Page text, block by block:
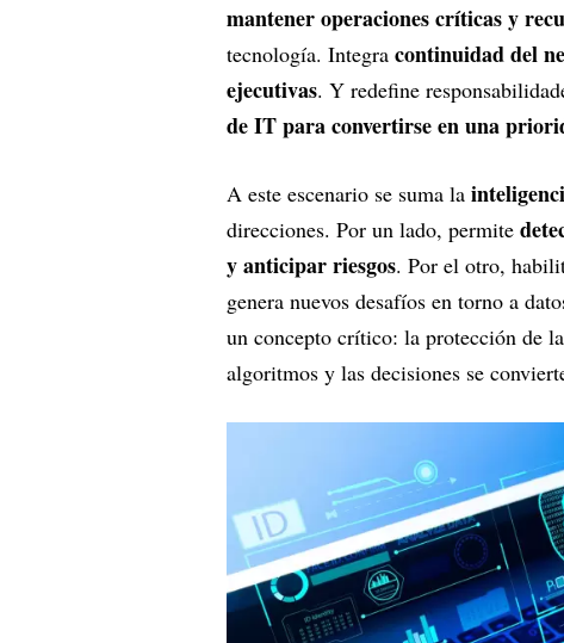
mantener operaciones críticas y
tecnología. Integra continuidad del
ejecutivas. Y redefine
de IT para convertirse en una
A este escenario se suma la
direcciones. Por un lado, permite
y anticipar riesgos. Por el otro,
genera nuevos desafíos en torno a
un concepto crítico: la protección de la
algoritmos y las decisiones se